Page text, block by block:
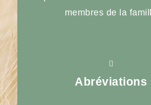
membres de la
Abréviations